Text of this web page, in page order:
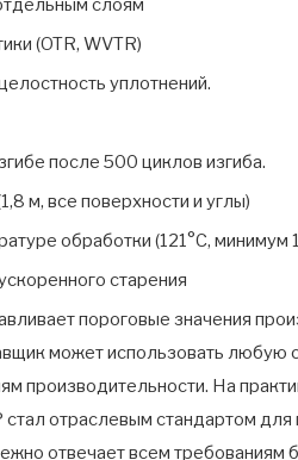
слоям
(OTR, WVTR)
уплотнений.
после 500 циклов изгиба.
м, все поверхности и углы)
обработки (121°C, минимум
старения
пороговые значения
может использовать любую
производительности. На
отраслевым стандартом для
отвечает всем требованиям